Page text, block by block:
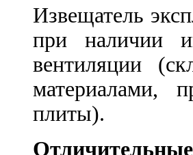
Извещатель
при наличии
вентиляции
материалами,
плиты).
Отличительные